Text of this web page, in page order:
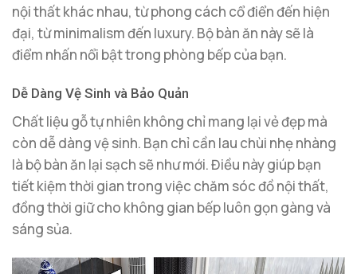
nội thất khác nhau, từ phong cách cổ điển đến hiện
đại, từ minimalism đến luxury. Bộ bàn ăn này sẽ là
điểm nhấn nổi bật trong phòng bếp của bạn.
Dễ Dàng Vệ Sinh và Bảo Quản
Chất liệu gỗ tự nhiên không chỉ mang lại vẻ đẹp mà
còn dễ dàng vệ sinh. Bạn chỉ cần lau chùi nhẹ nhàng
là bộ bàn ăn lại sạch sẽ như mới. Điều này giúp bạn
tiết kiệm thời gian trong việc chăm sóc đồ nội thất,
đồng thời giữ cho không gian bếp luôn gọn gàng và
sáng sủa.